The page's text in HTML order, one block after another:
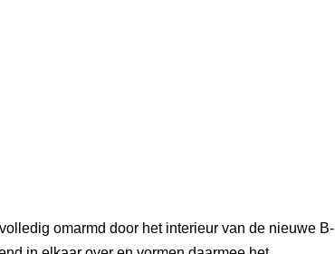
omarmd door het interieur van de nieuwe B-